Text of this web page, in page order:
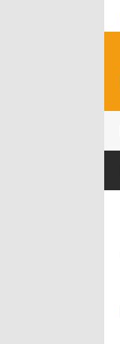
Lebaran, Konsumsi